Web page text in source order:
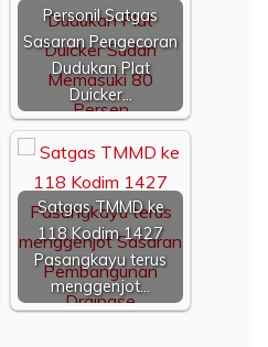
Personil Satgas
Sasaran Pengecoran
Dudukan Plat
Duicker…
Satgas TMMD ke
118 Kodim 1427
Pasangkayu terus
menggenjot…